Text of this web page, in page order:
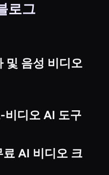
로그
및 음성 비디오
비디오 AI 도구
AI 비디오 크